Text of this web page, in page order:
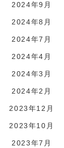
2024年9月
2024年8月
2024年7月
2024年4月
2024年3月
2024年2月
2023年12月
2023年10月
2023年7月